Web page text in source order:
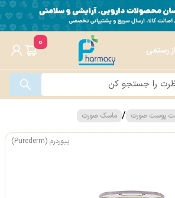
رستمی
0
پوست صورت / ماسک صورت
پیوردرم (Purederm)